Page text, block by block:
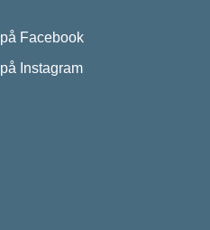
Facebook
Instagram